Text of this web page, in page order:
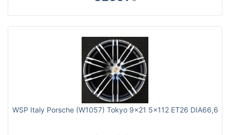
WSP Italy Porsche (W1057) Tokyo 9x21 5x112 ET26 DIA66,6